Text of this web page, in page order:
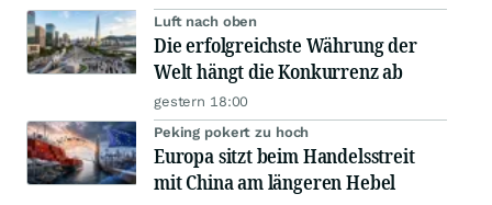
Luft nach oben
Die erfolgreichste Währung der
Welt hängt die Konkurrenz ab
gestern 18:00
Peking pokert zu hoch
Europa sitzt beim Handelsstreit
mit China am längeren Hebel